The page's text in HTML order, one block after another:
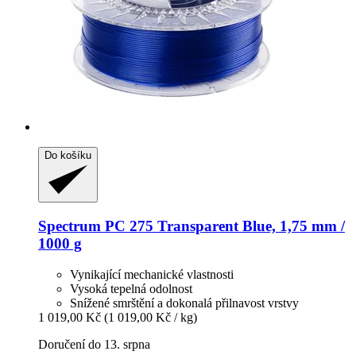
Do košíku
Spectrum PC 275 Transparent Blue, 1,75 mm /
1000 g
Vynikající mechanické vlastnosti
Vysoká tepelná odolnost
Snížené smrštění a dokonalá přilnavost vrstvy
1 019,00 Kč (1 019,00 Kč / kg)
Doručení do 13. srpna